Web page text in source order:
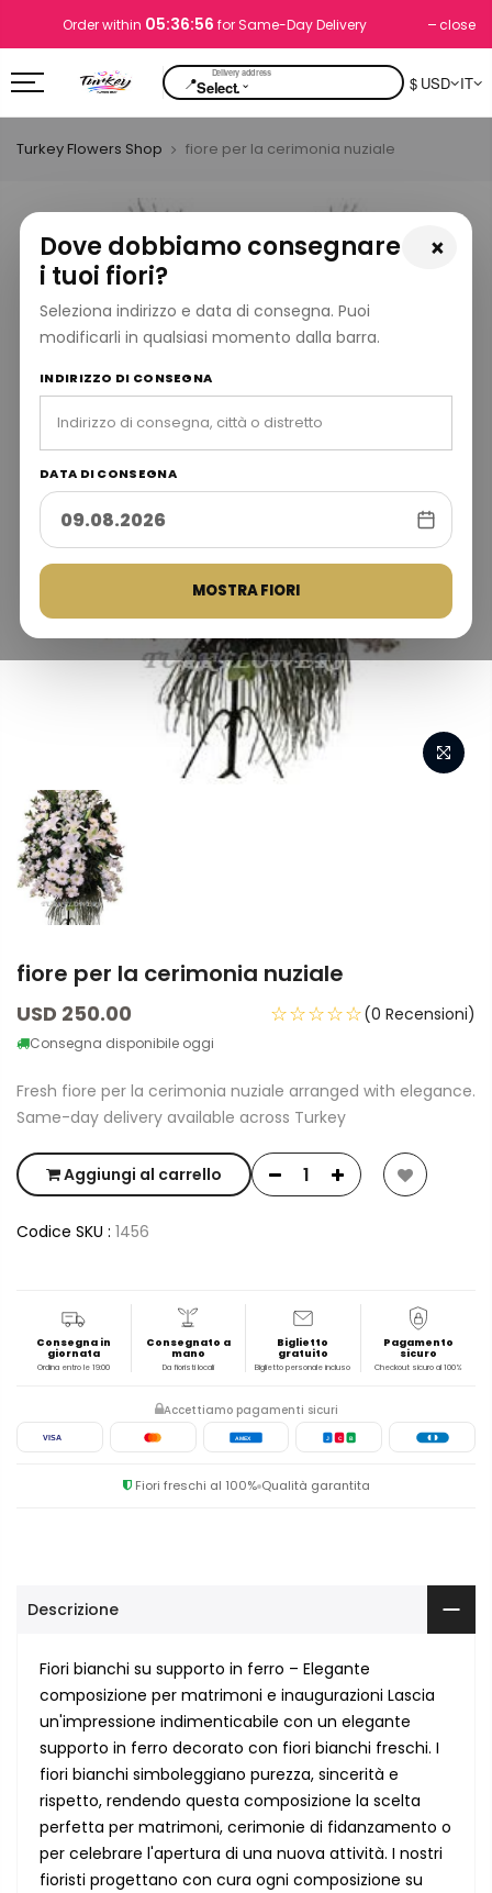
Order within 05:36:56 for Same-Day Delivery close
📍Select.⌄ $ USD IT
×
Dove dobbiamo consegnare
i tuoi fiori?
Seleziona indirizzo e data di consegna. Puoi
modificarli in qualsiasi momento dalla barra.
INDIRIZZO DI CONSEGNA
DATA DI CONSEGNA
MOSTRA FIORI
Turkey Flowers Shop fiore per la cerimonia nuziale
fiore per la cerimonia nuziale
USD 250.00
Consegna disponibile oggi
☆☆☆☆☆(0 Recensioni)
Fresh fiore per la cerimonia nuziale arranged with elegance.
Same-day delivery available across Turkey
Aggiungi al carrello
Codice SKU : 1456
Consegna in
giornata
Ordina entro le 19:00
Consegnato a
mano
Da fioristi locali
Biglietto
gratuito
Biglietto personale incluso
Pagamento
sicuro
Checkout sicuro al 100%
Accettiamo pagamenti sicuri
VISA AMEX J C B
Fiori freschi al 100% Qualità garantita
Descrizione
Fiori bianchi su supporto in ferro – Elegante
composizione per matrimoni e inaugurazioni Lascia
un'impressione indimenticabile con un elegante
supporto in ferro decorato con fiori bianchi freschi. I
fiori bianchi simboleggiano purezza, sincerità e
rispetto, rendendo questa composizione la scelta
perfetta per matrimoni, cerimonie di fidanzamento o
per celebrare l'apertura di una nuova attività. I nostri
fioristi progettano con cura ogni composizione su